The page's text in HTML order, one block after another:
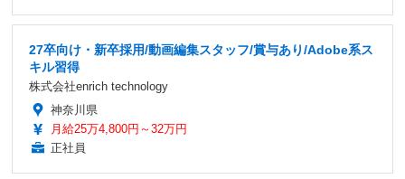
27卒向け・新卒採用/動画編集スタッフ/賞与あり/Adobe系ス
キル習得
株式会社enrich technology
神奈川県
月給25万4,800円～32万円
正社員